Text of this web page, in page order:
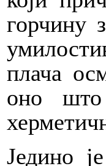
горчину
плача
оно што
Једино